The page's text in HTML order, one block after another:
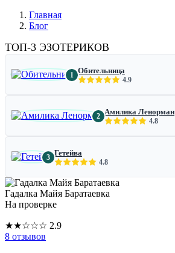
Главная
Блог
ТОП-3 ЭЗОТЕРИКОВ
1 Обительница
4.9
2 Амилика Ленорман
4.8
3 Гетейва
4.8
Гадалка Майя Баратаевка
На проверке
★★☆☆☆ 2.9
8 отзывов